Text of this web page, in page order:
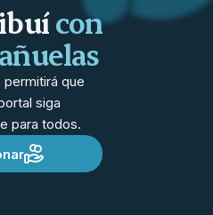
con
permitirá que
siga
para todos.